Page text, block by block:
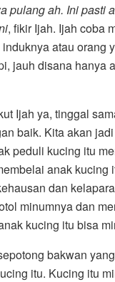
pulang ah. Ini pasti
, fikir Ijah. Ijah coba
atau orang
jauh disana hanya
Ijah ya, tinggal
baik. Kita akan
peduli kucing itu
anak kucing
dan
minumnya dan
kucing itu bisa
bakwan
itu. Kucing itu